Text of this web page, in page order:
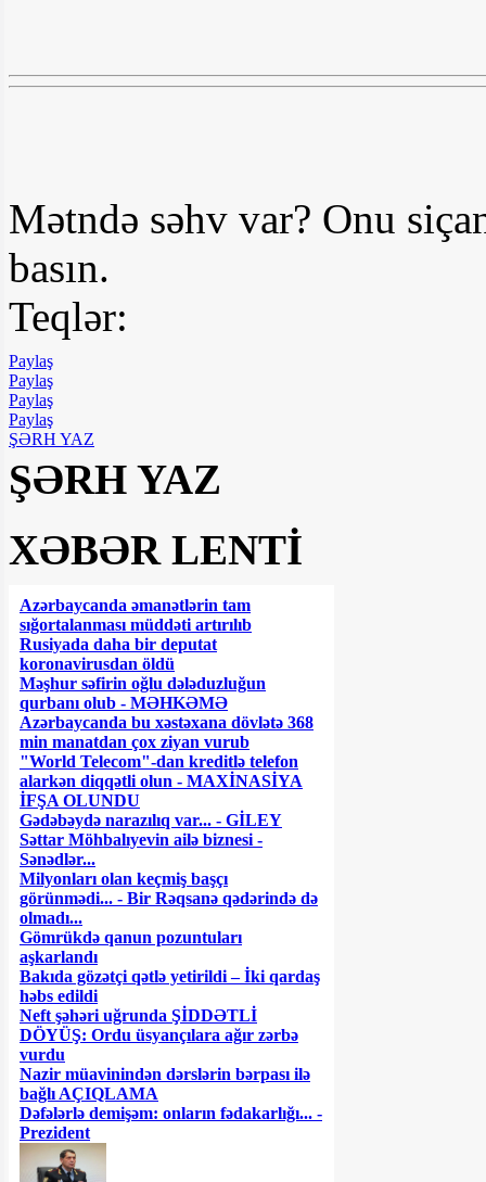
Mətndə səhv var? Onu
basın.
Teqlər:
Paylaş
Paylaş
Paylaş
Paylaş
ŞƏRH YAZ
ŞƏRH YAZ
XƏBƏR LENTİ
Azərbaycanda əmanətlərin tam
sığortalanması müddəti artırılıb
Rusiyada daha bir deputat
koronavirusdan öldü
Məşhur səfirin oğlu dələduzluğun
qurbanı olub - MƏHKƏMƏ
Azərbaycanda bu xəstəxana dövlətə 368
min manatdan çox ziyan vurub
"World Telecom"-dan kreditlə telefon
alarkən diqqətli olun - MAXİNASİYA
İFŞA OLUNDU
Gədəbəydə narazılıq var... - GİLEY
Səttar Möhbalıyevin ailə biznesi -
Sənədlər...
Milyonları olan keçmiş başçı
görünmədi... - Bir Rəqsanə qədərində də
olmadı...
Gömrükdə qanun pozuntuları
aşkarlandı
Bakıda gözətçi qətlə yetirildi – İki qardaş
həbs edildi
Neft şəhəri uğrunda ŞİDDƏTLİ
DÖYÜŞ: Ordu üsyançılara ağır zərbə
vurdu
Nazir müavinindən dərslərin bərpası ilə
bağlı AÇIQLAMA
Dəfələrlə demişəm: onların fədakarlığı... -
Prezident